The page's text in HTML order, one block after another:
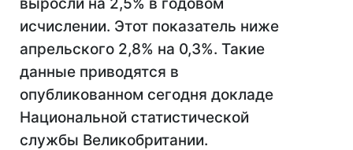
исчислении. Этот показатель ниже
апрельского 2,8% на 0,3%. Такие
данные приводятся в
опубликованном сегодня докладе
Национальной статистической
службы Великобритании.